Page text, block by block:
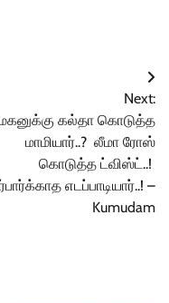
Next:
கல்தா கொடுத்த
மாமியார்..? லீமா ரோஸ்
கொடுத்த ட்விஸ்ட்..!
எடப்பாடியார்..! –
Kumudam